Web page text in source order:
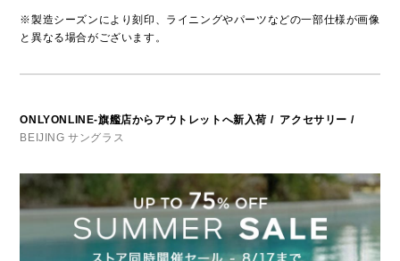
※製造シーズンにより刻印、ライニングやパーツなどの一部仕様が画像
と異なる場合がございます。
ONLYONLINE-旗艦店からアウトレットへ新入荷 / アクセサリー /
BEIJING サングラス